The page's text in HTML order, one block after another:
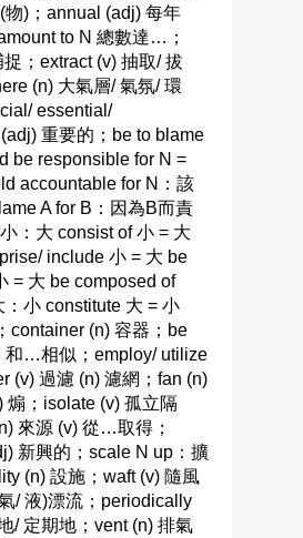
物)；annual (adj) 每年
to N 總數達…；
；extract (v) 抽取/ 拔
(n) 大氣層/ 氣氛/ 環
essential/
重要的；be to blame
be responsible for N =
accountable for N：該
A for B：因為B而責
：大 consist of 小 = 大
include 小 = 大 be
= 大 be composed of
小 constitute 大 = 小
container (n) 容器；be
和…相似；employ/ utilize
(v) 過濾 (n) 濾網；fan (n)
煽；isolate (v) 孤立隔
來源 (v) 從…取得；
新興的；scale N up：擴
(n) 設施；waft (v) 隨風
/ 液)漂流；periodically
/ 定期地；vent (n) 排氣